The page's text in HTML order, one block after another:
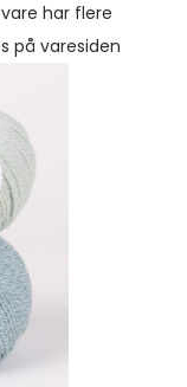
har flere
på varesiden